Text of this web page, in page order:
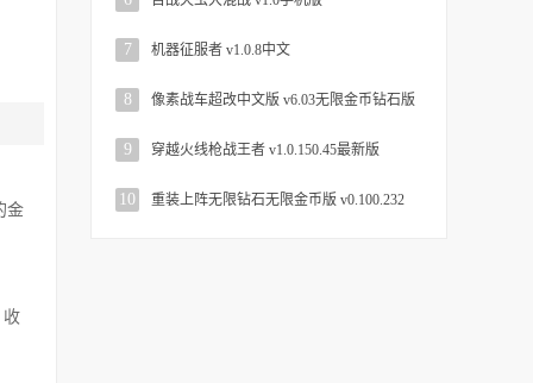
7 机器征服者 v1.0.8中文
8 像素战车超改中文版 v6.03无限金币钻石版
9 穿越火线枪战王者 v1.0.150.45最新版
10 重装上阵无限钻石无限金币版 v0.100.232
金
收